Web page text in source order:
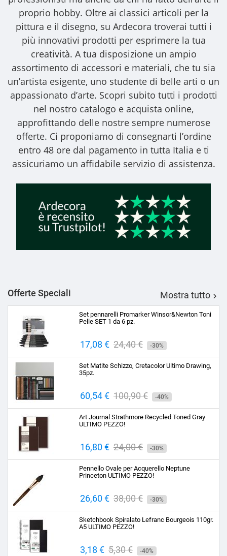
proprio hobby. Oltre ai classici articoli per la
pittura e il disegno, su Ardecora troverai tutti i
più innovativi prodotti per esprimere la tua
creatività. A tua disposizione un ampio
assortimento di accessori e materiali, che tu sia
un’artista esigente, uno studente di belle arti o un
appassionato d’arte. Scopri subito tutti i prodotti
nel nostro catalogo e acquista online,
approfittando delle nostre sempre numerose
offerte. Ci proponiamo di consegnarti l’ordine
entro 48 ore dal pagamento in tutta Italia e ti
assicuriamo un affidabile servizio di assistenza.
Offerte Speciali Mostra tutto 
Set pennarelli Promarker Winsor&Newton Toni
Pelle SET 1 da 6 pz.
Prezzo
17,08 € Prezzo
base
24,40 € -30%
Set Matite Schizzo, Cretacolor Ultimo Drawing,
35pz.
Prezzo
60,54 € Prezzo
base
100,90 € -40%
Art Journal Strathmore Recycled Toned Gray
ULTIMO PEZZO!
Prezzo
16,80 € Prezzo
base
24,00 € -30%
Pennello Ovale per Acquerello Neptune
Princeton ULTIMO PEZZO!
Prezzo
26,60 € Prezzo
base
38,00 € -30%
Sketchbook Spiralato Lefranc Bourgeois 110gr.
A5 ULTIMO PEZZO!
Prezzo
3,18 € Prezzo
5,30 € -40%